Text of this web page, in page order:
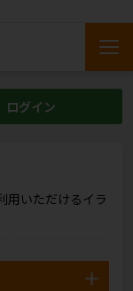
ログイン
用いただけるイラ